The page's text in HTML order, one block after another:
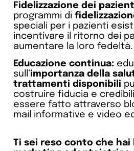
Fidelizzazione dei
programmi di
speciali per i pazienti
incentivare il ritorno dei
aumentare la loro fedeltà.
Educazione continua:
sull’importanza della
trattamenti disponibili
costruire fiducia e
essere fatto attraverso
mail informative e video
Ti sei reso conto che hai